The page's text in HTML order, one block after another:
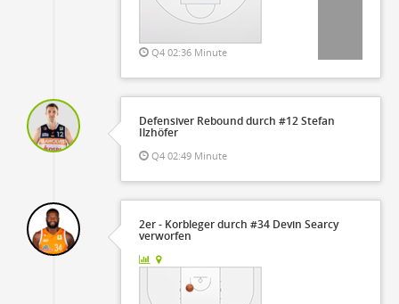
Q4 02:36 Minute
Defensiver Rebound durch #12 Stefan
Ilzhöfer
Q4 02:49 Minute
2er - Korbleger durch #34 Devin Searcy
verworfen